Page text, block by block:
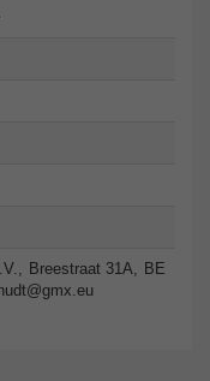
Breestraat 31A, BE